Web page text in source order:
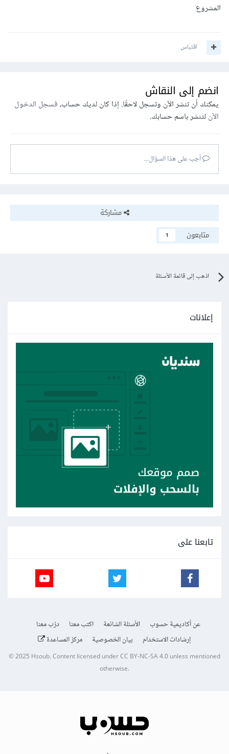
المشروع
اقتباس
انضم إلى النقاش
يمكنك أن تنشر الآن وتسجل لاحقًا. إذا كان لديك حساب،فسجل الدخول
الآنلتنشر باسم حسابك.
أجب على هذا السؤال...
مشاركة
متابعون
1
اذهب إلى قائمة الأسئلة
إعلانات
تابعنا على
عن أكاديمية حسوب الأسئلة الشائعة اكتب معنا
درّب معنا
إرشادات الاستخدام
بيان الخصوصية مركز المساعدة
© 2025Hsoub.Content licensed underCC BY-NC-SA 4.0unless mentioned
otherwise.